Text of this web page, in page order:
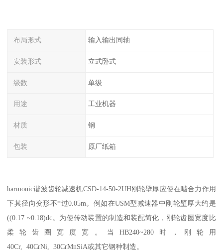
布局形式 输入输出同轴
安装形式 立式卧式
级数 单级
用途 工业机器
材质 钢
包装 原厂纸箱
harmonic谐波齿轮减速机CSD-14-50-2UH刚轮壁厚应使在啮合力作用
下其径向变形不*过0.05m。例如在USM型减速器中刚轮壁厚大约是
((0.17 ~0.18)dc。为使传动装置的制造和装配简化，刚轮齿圈宽度比
柔轮齿圈宽度宽。当HB240~280时，刚轮用
40Cr, 40CrNi, 30CrMnSiA或其它钢种制造。